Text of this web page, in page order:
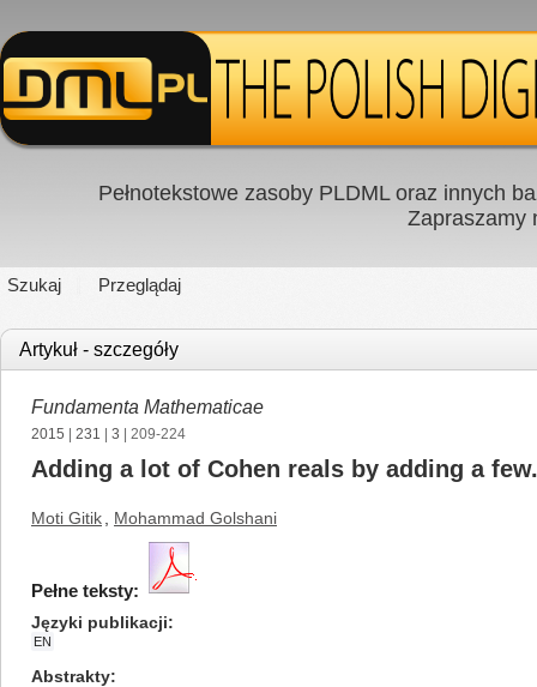
Pełnotekstowe zasoby PLDML oraz innych
Zapraszamy
Szukaj Przeglądaj
Artykuł - szczegóły
Fundamenta Mathematicae
2015 231 3 | 209-224
Adding a lot of Cohen reals by adding a
Moti Gitik Mohammad Golshani
Pełne teksty:
Języki publikacji
EN
Abstrakty